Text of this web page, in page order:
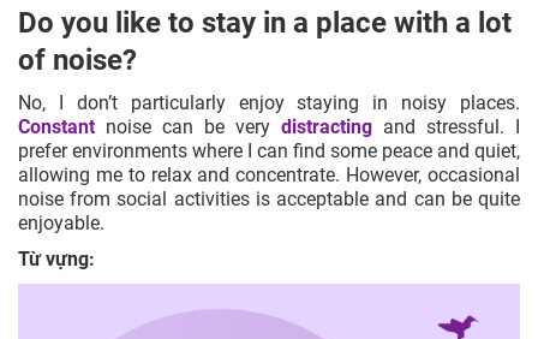
Do you like to stay in a place with a lot
of noise?
No, I don’t particularly enjoy staying in noisy places.
Constant noise can be very distracting and stressful. I
prefer environments where I can find some peace and quiet,
allowing me to relax and concentrate. However, occasional
noise from social activities is acceptable and can be quite
enjoyable.
Từ vựng: